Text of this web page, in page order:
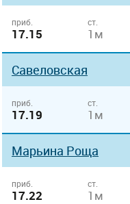
приб.
17.15
ст.
1м
Савеловская
приб.
17.19
ст.
1м
Марьина Роща
приб.
17.22
ст.
1м